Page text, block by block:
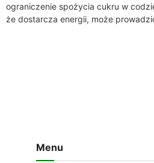
ograniczenie spożycia cukru w
że dostarcza energii, może
Menu